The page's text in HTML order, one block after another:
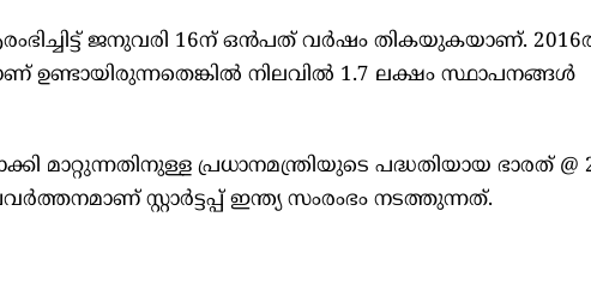
ആരംഭിച്ചിട്ട് ജനുവരി 16ന് ഒൻപത് വർഷം തികയുകയാണ്.
ഉണ്ടായിരുന്നതെങ്കില്‍ നിലവില്‍ 1.7 ലക്ഷം സ്ഥാപനങ്ങള്‍
മാറ്റുന്നതിനുള്ള പ്രധാനമന്ത്രിയുടെ പദ്ധതിയായ ഭാരത് @
സ്റ്റാർട്ടപ്പ് ഇന്ത്യ സംരംഭം നടത്തുന്നത്.